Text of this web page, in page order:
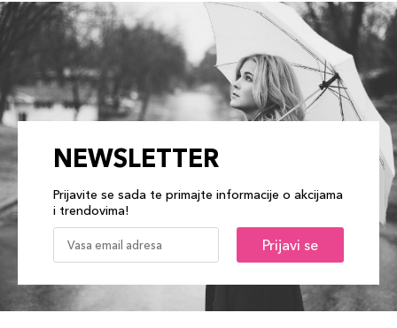
NEWSLETTER
Prijavite se sada te primajte informacije o akcijama
i trendovima!
Prijavi se